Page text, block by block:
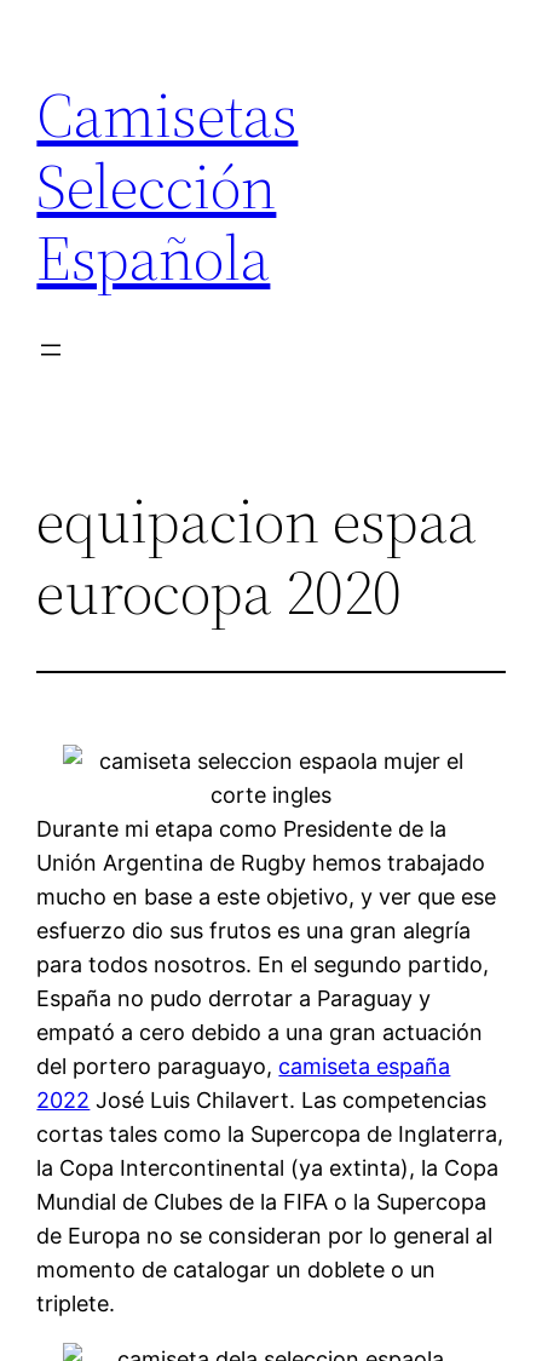
contenido
Camisetas
Selección
Española
equipacion espaa
eurocopa 2020
Durante mi etapa como Presidente de la
Unión Argentina de Rugby hemos trabajado
mucho en base a este objetivo, y ver que ese
esfuerzo dio sus frutos es una gran alegría
para todos nosotros. En el segundo partido,
España no pudo derrotar a Paraguay y
empató a cero debido a una gran actuación
del portero paraguayo, camiseta españa
2022 José Luis Chilavert. Las competencias
cortas tales como la Supercopa de Inglaterra,
la Copa Intercontinental (ya extinta), la Copa
Mundial de Clubes de la FIFA o la Supercopa
de Europa no se consideran por lo general al
momento de catalogar un doblete o un
triplete.